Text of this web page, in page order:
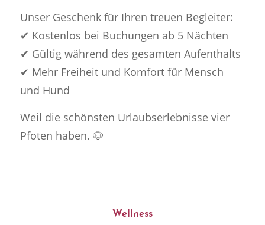
Unser Geschenk für Ihren treuen Begleiter:
✔ Kostenlos bei Buchungen ab 5 Nächten
✔ Gültig während des gesamten Aufenthalts
✔ Mehr Freiheit und Komfort für Mensch
und Hund
Weil die schönsten Urlaubserlebnisse vier
Pfoten haben. 🐶
Wellness